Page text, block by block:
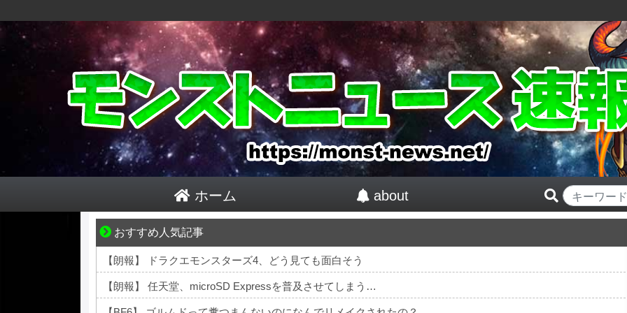
ホーム about
おすすめ人気記事
ぜんぶ私が中心、そう思われたくないのに
【朗報】 ドラクエモンスターズ4、どう見ても面白そう
【朗報】 任天堂、microSD Expressを普及させてしまう…